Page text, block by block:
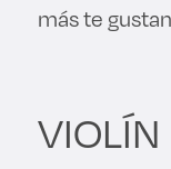
más te
VIOLÍN